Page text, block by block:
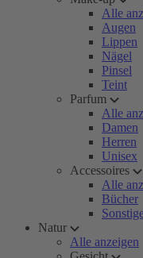
Alle
Augen
Lippen
Nägel
Pinsel
Teint
Parfum
Alle
Damen
Herren
Unisex
Accessoires
Alle
Bücher
Natur
Alle anzeigen